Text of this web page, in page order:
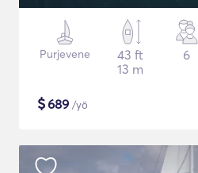
Purjevene
43 ft
13 m
6
$689 /yö